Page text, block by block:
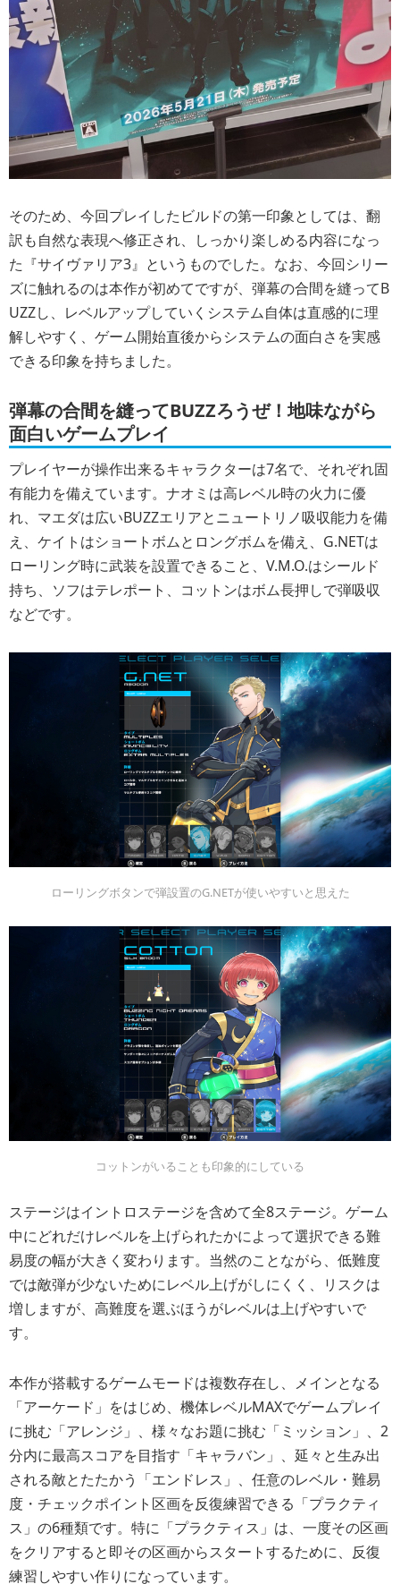
そのため、今回プレイしたビルドの第一印象としては、翻
訳も自然な表現へ修正され、しっかり楽しめる内容になっ
た『サイヴァリア3』というものでした。なお、今回シリー
ズに触れるのは本作が初めてですが、弾幕の合間を縫ってB
UZZし、レベルアップしていくシステム自体は直感的に理
解しやすく、ゲーム開始直後からシステムの面白さを実感
できる印象を持ちました。
弾幕の合間を縫ってBUZZろうぜ！地味ながら
面白いゲームプレイ
プレイヤーが操作出来るキャラクターは7名で、それぞれ固
有能力を備えています。ナオミは高レベル時の火力に優
れ、マエダは広いBUZZエリアとニュートリノ吸収能力を備
え、ケイトはショートボムとロングボムを備え、G.NETは
ローリング時に武装を設置できること、V.M.O.はシールド
持ち、ソフはテレポート、コットンはボム長押しで弾吸収
などです。
ローリングボタンで弾設置のG.NETが使いやすいと思えた
コットンがいることも印象的にしている
ステージはイントロステージを含めて全8ステージ。ゲーム
中にどれだけレベルを上げられたかによって選択できる難
易度の幅が大きく変わります。当然のことながら、低難度
では敵弾が少ないためにレベル上げがしにくく、リスクは
増しますが、高難度を選ぶほうがレベルは上げやすいで
す。
本作が搭載するゲームモードは複数存在し、メインとなる
「アーケード」をはじめ、機体レベルMAXでゲームプレイ
に挑む「アレンジ」、様々なお題に挑む「ミッション」、2
分内に最高スコアを目指す「キャラバン」、延々と生み出
される敵とたたかう「エンドレス」、任意のレベル・難易
度・チェックポイント区画を反復練習できる「プラクティ
ス」の6種類です。特に「プラクティス」は、一度その区画
をクリアすると即その区画からスタートするために、反復
練習しやすい作りになっています。